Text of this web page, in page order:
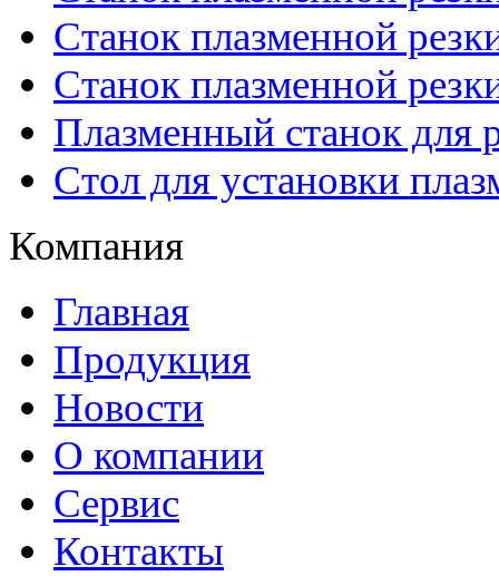
Станок плазменной
Станок плазменной
Плазменный станок для
Стол для установки
Компания
Главная
Продукция
Новости
О компании
Сервис
Контакты